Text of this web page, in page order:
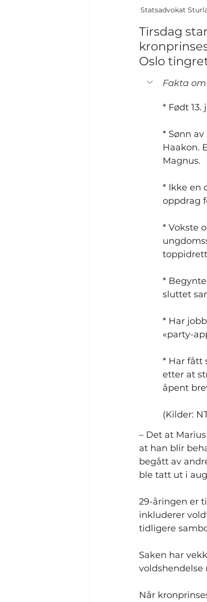
Statsadvokat
Tirsdag
Oslo
Fakta
* Født 13.
* Sønn
Haakon.
Magnus.
* Ikke en
oppdrag
* Vokste
*
sluttet
* Har
«party-
* Har fått
etter at
åpent
(Kilder:
– Det at
at han blir
begått av
ble tatt ut i
29-åringen er
inkluderer
tidligere
Saken har
voldshendelse
Når